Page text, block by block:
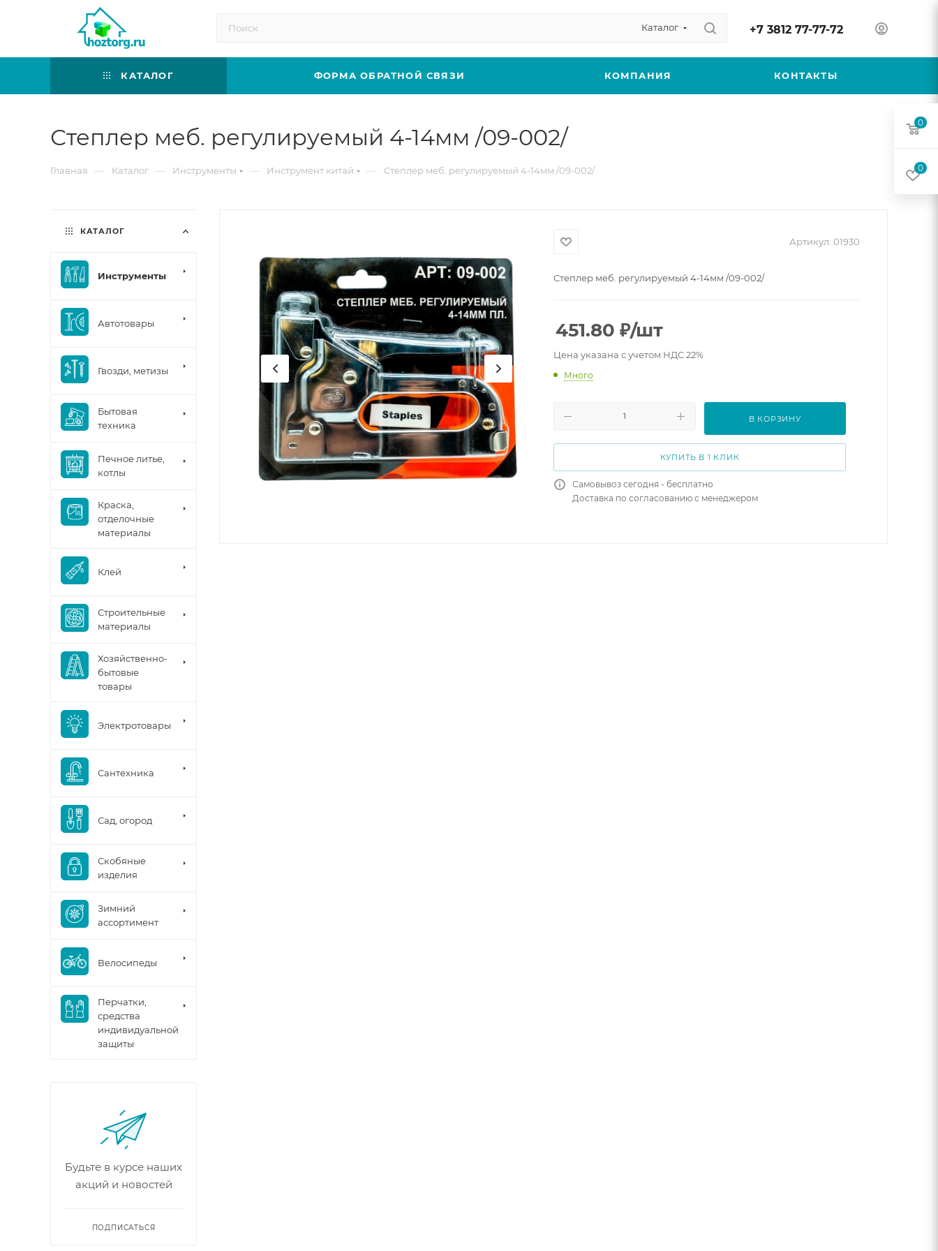
Каталог +7 3812 77-77-72
КАТАЛОГ ФОРМА ОБРАТНОЙ СВЯЗИ КОМПАНИЯ КОНТАКТЫ
Степлер меб. регулируемый 4-14мм /09-002/
Главная — Каталог — Инструменты — Инструмент китай — Степлер меб. регулируемый 4-14мм /09-002/
Артикул: 01930
Степлер меб. регулируемый 4-14мм /09-002/
451.80 ₽/шт
Цена указана с учетом НДС 22%
Много
В КОРЗИНУ
КУПИТЬ В 1 КЛИК
Самовывоз сегодня - бесплатно
Доставка по согласованию с менеджером
КАТАЛОГ
Инструменты
Автотовары
Гвозди, метизы
Бытовая
техника
Печное литье,
котлы
Краска,
отделочные
материалы
Клей
Строительные
материалы
Хозяйственно-
бытовые
товары
Электротовары
Сантехника
Сад, огород
Скобяные
изделия
Зимний
ассортимент
Велосипеды
Перчатки,
средства
индивидуальной
защиты
Будьте в курсе наших
акций и новостей
ПОДПИСАТЬСЯ
0
0